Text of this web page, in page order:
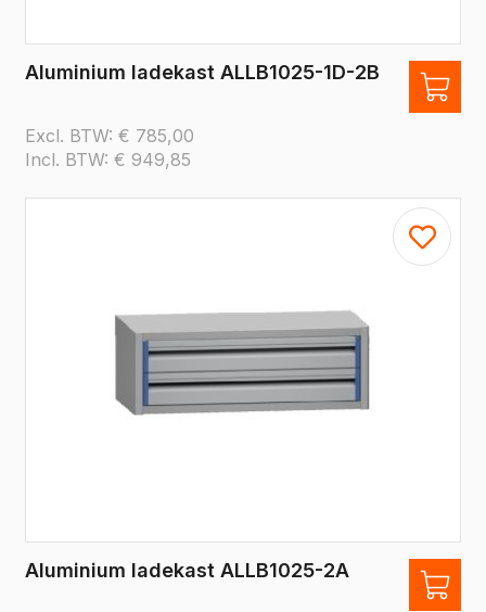
Aluminium ladekast ALLB1025-1D-2B
Excl. BTW: € 785,00
Incl. BTW: € 949,85
Aluminium ladekast ALLB1025-2A